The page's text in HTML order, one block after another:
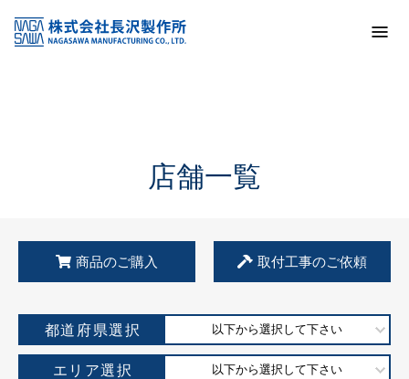
KSS加盟店・取扱店情報
店舗一覧
店舗一覧
商品のご購入 取付工事のご依頼
都道府県選択 以下から選択して下さい
エリア選択 以下から選択して下さい